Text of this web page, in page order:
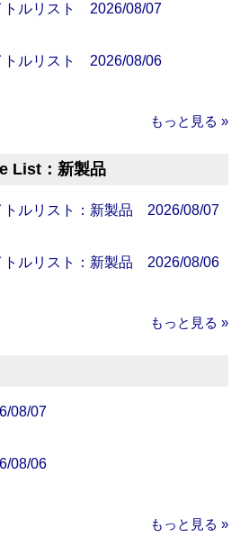
トルリスト 2026/08/07
トルリスト 2026/08/06
もっと見る »
List：新製品
トルリスト：新製品 2026/08/07
トルリスト：新製品 2026/08/06
もっと見る »
08/07
08/06
もっと見る »